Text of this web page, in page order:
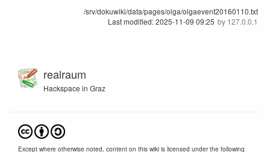
/srv/dokuwiki/data/pages/olga/olgaevent20160110.txt
Last modified:2025-11-09 09:25 by 127.0.0.1
realraum
Hackspace in Graz
Except where otherwise noted, content on this wiki is licensed under the following